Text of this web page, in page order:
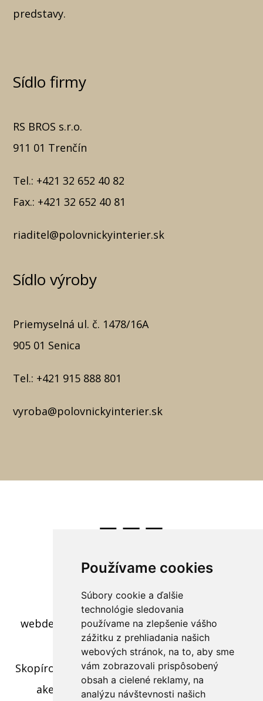
Používame cookies
Súbory cookie a ďalšie
technológie sledovania
používame na zlepšenie vášho
zážitku z prehliadania našich
webových stránok, na to, aby sme
vám zobrazovali prispôsobený
obsah a cielené reklamy, na
analýzu návštevnosti našich
predstavy.
Sídlo firmy
RS BROS s.r.o.
911 01 Trenčín
Tel.: +421 32 652 40 82
Fax.: +421 32 652 40 81
riaditel@polovnickyinterier.sk
Sídlo výroby
Priemyselná ul. č. 1478/16A
905 01 Senica
Tel.: +421 915 888 801
vyroba@polovnickyinterier.sk
c) 2022 - Polovnícky interier
webdesign: Tomáš Levčíkpre RS BROS s.r.o.
Skopírovaním textu, časti textu alebo fotiek z
akejkoľvek stránky tohto webu a jeho